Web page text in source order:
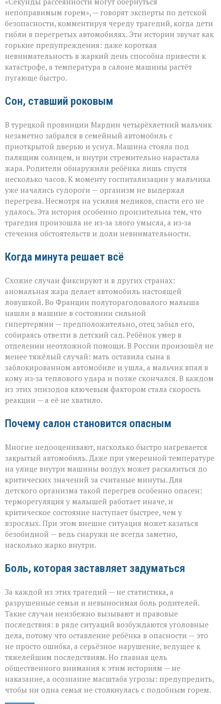
не
прощает
невнимательности:
трагедии
в
раскалённых
машинах»
непоправимым горем», — говорят эксперты по детской
безопасности, комментируя череду трагедий, когда дети
гибли в перегретых автомобилях. Эти истории звучат как
горькие предупреждения: даже короткая
невнимательность в жаркий день способна привести к
катастрофе, а температура в салоне машины растёт
пугающе быстро.
Сон, ставший роковым
В турецкой провинции Мардин четырёхлетний мальчик
незаметно забрался в семейный автомобиль с
приоткрытой дверью и уснул. Машина стояла под
палящим солнцем, и внутри стремительно нарастала
жара. Родители обнаружили ребёнка лишь спустя
несколько часов. К моменту госпитализации у мальчика
уже начались судороги — организм не выдержал
перегрева. Несмотря на усилия медиков, спасти его не
удалось. Эта история особенно пронзительна тем, что
трагедия произошла не из‑за злого умысла, а из‑за
стечения обстоятельств и доли невнимательности.
Когда минута решает всё
Схожие случаи фиксируют и в других странах:
аномальная жара делает автомобиль настоящей
ловушкой. Во Франции полуторагодовалого малыша
нашли в машине в состоянии сильной
гипертермии — предположительно, отец забыл его,
собираясь отвезти в детский сад. Ребёнок умер в
отделении неотложной помощи. В России произошёл не
менее тяжёлый случай: мать оставила сына в
заблокированном автомобиле и ушла, а мальчик впал в
кому из‑за теплового удара и позже скончался. В каждом
из этих эпизодов ключевым фактором стала скорость
реакции — а её не хватило.
Почему салон становится опасным
Многие недооценивают, насколько быстро нагревается
закрытый автомобиль. Даже при умеренной температуре
на улице внутри машины воздух может раскалиться до
критических значений за считаные минуты. Для
детского организма такой перегрев особенно опасен:
терморегуляция у малышей работает иначе, и
критическое состояние наступает быстрее, чем у
взрослых. При этом внешне ситуация может казаться
безобидной — ведь снаружи не всегда заметно,
насколько жарко внутри.
Боль, которая заставляет задуматься
За каждой из этих трагедий — не статистика, а
разрушенные семьи и невыносимая боль родителей.
Такие случаи неизбежно вызывают и правовые
последствия: в ряде ситуаций возбуждаются уголовные
дела, потому что оставление ребёнка в опасности — это
не просто ошибка, а серьёзное нарушение, ведущее к
тяжелейшим последствиям. Но главная цель
общественного внимания к этим историям — не
наказание, а осознание масштаба угрозы: предупредить,
чтобы ни одна семья не столкнулась с подобным горем.